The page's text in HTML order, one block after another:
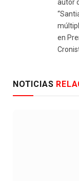
autor
en
NOTICIAS